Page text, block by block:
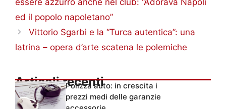
ed il popolo napoletano”
Vittorio Sgarbi e la “Turca autentica”: una
latrina – opera d’arte scatena le polemiche
Articoli recentiPolizza auto: in crescita i
prezzi medi delle garanzie
accessorie